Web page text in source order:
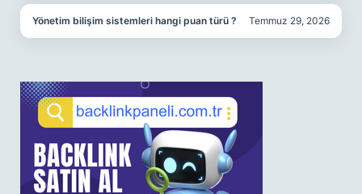
Yönetim bilişim sistemleri hangi puan türü ? Temmuz 29, 2026